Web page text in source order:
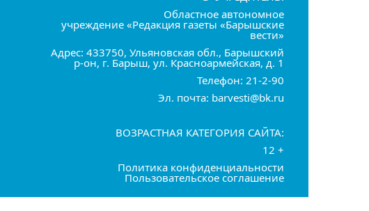
Областное автономное
учреждение «Редакция газеты «Барышские
вести»
Адрес: 433750, Ульяновская обл., Барышский
р-он, г. Барыш, ул. Красноармейская, д. 1
Телефон: 21-2-90
Эл. почта: barvesti@bk.ru
ВОЗРАСТНАЯ КАТЕГОРИЯ САЙТА:
12 +
Политика конфиденциальности
Пользовательское соглашение